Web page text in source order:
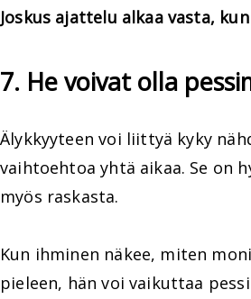
Joskus ajattelu alkaa vasta,
7. He voivat olla
Älykkyyteen voi liittyä kyky
vaihtoehtoa yhtä aikaa. Se on
myös raskasta.
Kun ihminen näkee, miten
pieleen, hän voi vaikuttaa